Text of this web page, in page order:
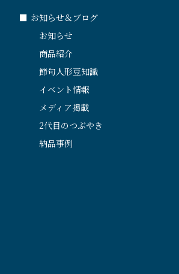
■ お知らせ＆ブログ
お知らせ
商品紹介
節句人形豆知識
イベント情報
メディア掲載
2代目のつぶやき
納品事例